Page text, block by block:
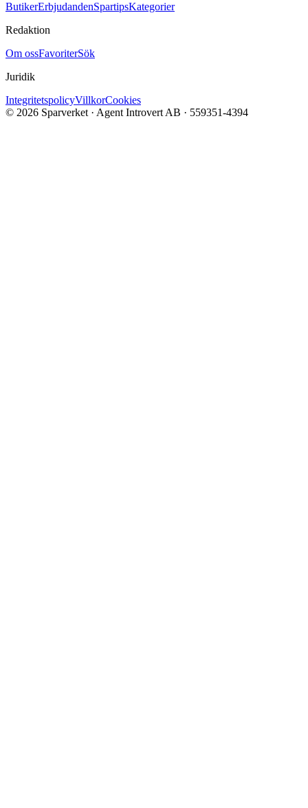
ButikerErbjudandenSpartipsKategorier
Redaktion
Om ossFavoriterSök
Juridik
IntegritetspolicyVillkorCookies
© 2026 Sparverket · Agent Introvert AB · 559351-4394